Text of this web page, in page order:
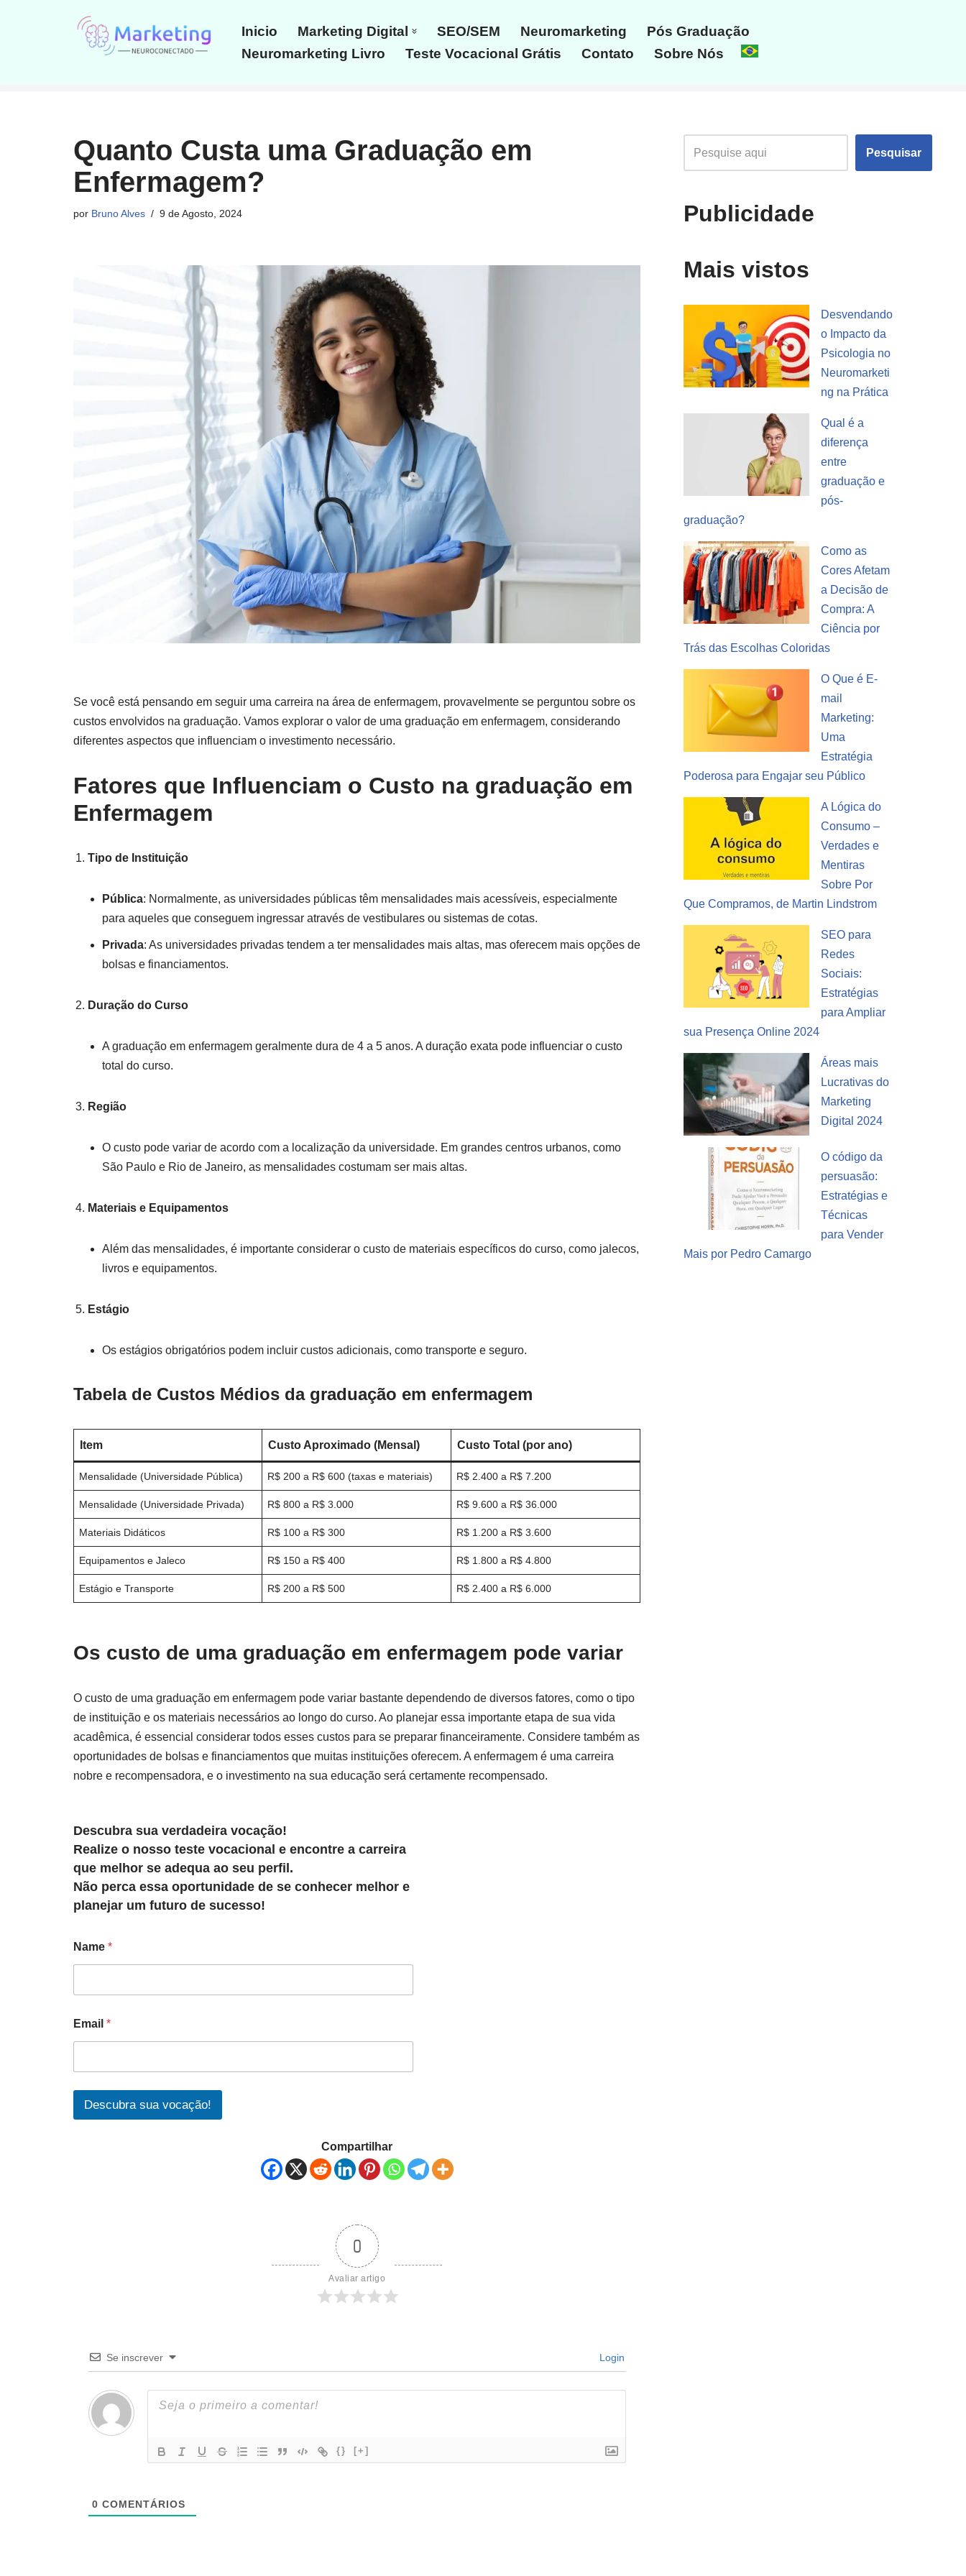
Inicio Marketing Digital SEO/SEM Neuromarketing
Pós Graduação
Neuromarketing Livro
Teste Vocacional Grátis Contato Sobre Nós
Quanto Custa uma Graduação em
Enfermagem?
por Bruno Alves 9 de Agosto, 2024
Se você está pensando em seguir uma carreira na área de enfermagem, provavelmente se perguntou sobre os
custos envolvidos na graduação. Vamos explorar o valor de uma graduação em enfermagem, considerando
diferentes aspectos que influenciam o investimento necessário.
Fatores que Influenciam o Custo na graduação em
Enfermagem
Tipo de Instituição
Pública: Normalmente, as universidades públicas têm mensalidades mais acessíveis, especialmente
para aqueles que conseguem ingressar através de vestibulares ou sistemas de cotas.
Privada: As universidades privadas tendem a ter mensalidades mais altas, mas oferecem mais opções de
bolsas e financiamentos.
Duração do Curso
A graduação em enfermagem geralmente dura de 4 a 5 anos. A duração exata pode influenciar o custo
total do curso.
Região
O custo pode variar de acordo com a localização da universidade. Em grandes centros urbanos, como
São Paulo e Rio de Janeiro, as mensalidades costumam ser mais altas.
Materiais e Equipamentos
Além das mensalidades, é importante considerar o custo de materiais específicos do curso, como jalecos,
livros e equipamentos.
Estágio
Os estágios obrigatórios podem incluir custos adicionais, como transporte e seguro.
Tabela de Custos Médios da graduação em enfermagem
Item Custo Aproximado (Mensal) Custo Total (por ano)
Mensalidade (Universidade Pública) R$ 200 a R$ 600 (taxas e materiais) R$ 2.400 a R$ 7.200
Mensalidade (Universidade Privada) R$ 800 a R$ 3.000 R$ 9.600 a R$ 36.000
Materiais Didáticos R$ 100 a R$ 300 R$ 1.200 a R$ 3.600
Equipamentos e Jaleco R$ 150 a R$ 400 R$ 1.800 a R$ 4.800
Estágio e Transporte R$ 200 a R$ 500 R$ 2.400 a R$ 6.000
Os custo de uma graduação em enfermagem pode variar
O custo de uma graduação em enfermagem pode variar bastante dependendo de diversos fatores, como o tipo
de instituição e os materiais necessários ao longo do curso. Ao planejar essa importante etapa de sua vida
acadêmica, é essencial considerar todos esses custos para se preparar financeiramente. Considere também as
oportunidades de bolsas e financiamentos que muitas instituições oferecem. A enfermagem é uma carreira
nobre e recompensadora, e o investimento na sua educação será certamente recompensado.
Descubra sua verdadeira vocação!
Realize o nosso teste vocacional e encontre a carreira
que melhor se adequa ao seu perfil.
Não perca essa oportunidade de se conhecer melhor e
planejar um futuro de sucesso!
Name *
Email *
Descubra sua vocação!
Compartilhar
0
Avaliar artigo
Se inscrever Login
{} [+]
0 COMENTÁRIOS
Pesquisar
Publicidade
Mais vistos
Desvendando
o Impacto da
Psicologia no
Neuromarketi
ng na Prática
Qual é a
diferença
entre
graduação e
pós-
graduação?
Como as
Cores Afetam
a Decisão de
Compra: A
Ciência por
Trás das Escolhas Coloridas
O Que é E-
mail
Marketing:
Uma
Estratégia
Poderosa para Engajar seu Público
A Lógica do
Consumo –
Verdades e
Mentiras
Sobre Por
Que Compramos, de Martin Lindstrom
SEO para
Redes
Sociais:
Estratégias
para Ampliar
sua Presença Online 2024
Áreas mais
Lucrativas do
Marketing
Digital 2024
O código da
persuasão:
Estratégias e
Técnicas
para Vender
Mais por Pedro Camargo